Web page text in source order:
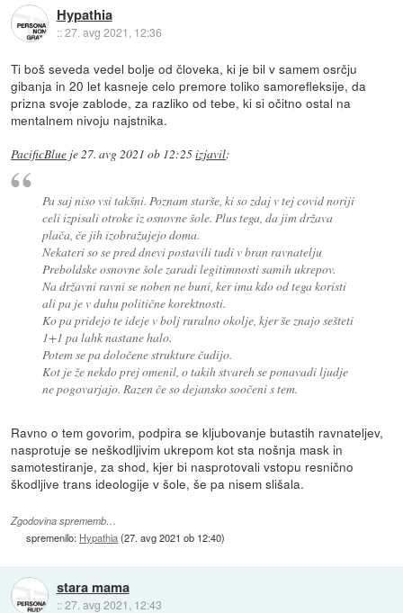
Hypathia
::27. avg 2021, 12:36
Ti boš seveda vedel bolje od človeka, ki je bil v samem osrčju
gibanja in 20 let kasneje celo premore toliko samorefleksije, da
prizna svoje zablode, za razliko od tebe, ki si očitno ostal na
mentalnem nivoju najstnika.
PacificBlue je27. avg 2021 ob 12:25izjavil:
Pa saj niso vsi takšni. Poznam starše, ki so zdaj v tej covid noriji
celi izpisali otroke iz osnovne šole. Plus tega, da jim država
plača, če jih izobražujejo doma.
Nekateri so se pred dnevi postavili tudi v bran ravnatelju
Preboldske osnovne šole zaradi legitimnosti samih ukrepov.
Na državni ravni se noben ne buni, ker ima kdo od tega koristi
ali pa je v duhu politične korektnosti.
Ko pa pridejo te ideje v bolj ruralno okolje, kjer še znajo sešteti
1+1 pa lahk nastane halo.
Potem se pa določene strukture čudijo.
Kot je že nekdo prej omenil, o takih stvareh se ponavadi ljudje
ne pogovarjajo. Razen če so dejansko soočeni s tem.
Ravno o tem govorim, podpira se kljubovanje butastih ravnateljev,
nasprotuje se neškodljivim ukrepom kot sta nošnja mask in
samotestiranje, za shod, kjer bi nasprotovali vstopu resnično
škodljive trans ideologije v šole, še pa nisem slišala.
Zgodovina sprememb…
spremenilo: Hypathia(27. avg 2021 ob 12:40)
stara mama
::27. avg 2021, 12:43